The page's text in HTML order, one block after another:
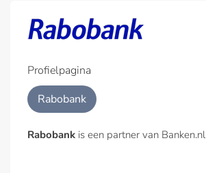
Profielpagina
Rabobank
Rabobank is een partner van Banken.nl